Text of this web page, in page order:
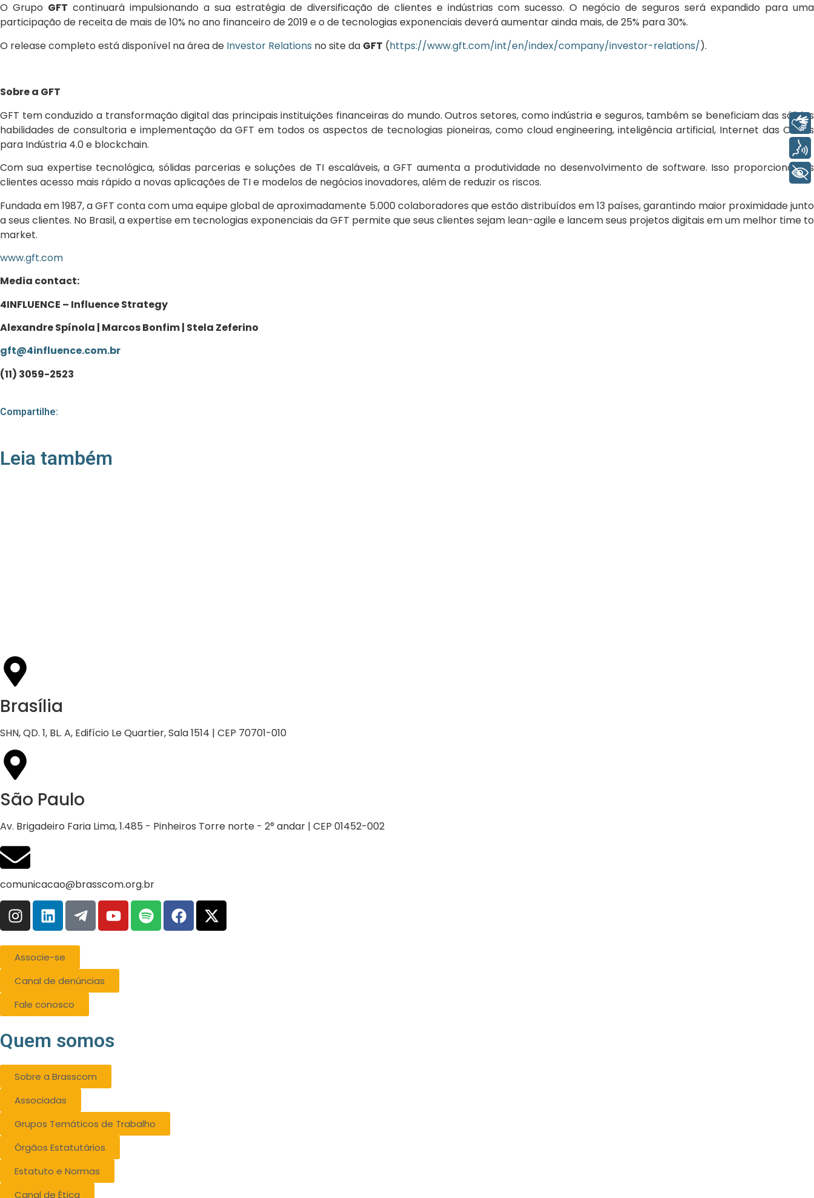
O Grupo GFT continuará impulsionando a sua estratégia de diversificação de clientes e indústrias com sucesso. O negócio de seguros será expandido para uma
participação de receita de mais de 10% no ano financeiro de 2019 e o de tecnologias exponenciais deverá aumentar ainda mais, de 25% para 30%.
O release completo está disponível na área de Investor Relations no site da GFT (https://www.gft.com/int/en/index/company/investor-relations/).
Sobre a GFT
GFT tem conduzido a transformação digital das principais instituições financeiras do mundo. Outros setores, como indústria e seguros, também se beneficiam das sólidas
habilidades de consultoria e implementação da GFT em todos os aspectos de tecnologias pioneiras, como cloud engineering, inteligência artificial, Internet das Coisas
para Indústria 4.0 e blockchain.
Com sua expertise tecnológica, sólidas parcerias e soluções de TI escaláveis, a GFT aumenta a produtividade no desenvolvimento de software. Isso proporciona aos
clientes acesso mais rápido a novas aplicações de TI e modelos de negócios inovadores, além de reduzir os riscos.
Fundada em 1987, a GFT conta com uma equipe global de aproximadamente 5.000 colaboradores que estão distribuídos em 13 países, garantindo maior proximidade junto
a seus clientes. No Brasil, a expertise em tecnologias exponenciais da GFT permite que seus clientes sejam lean-agile e lancem seus projetos digitais em um melhor time to
market.
www.gft.com
Media contact:
4INFLUENCE – Influence Strategy
Alexandre Spínola | Marcos Bonfim | Stela Zeferino
gft@4influence.com.br
(11) 3059-2523
Compartilhe:
Leia também
Brasília
SHN, QD. 1, BL. A, Edifício Le Quartier, Sala 1514 | CEP 70701-010
São Paulo
Av. Brigadeiro Faria Lima, 1.485 - Pinheiros Torre norte - 2° andar | CEP 01452-002
comunicacao@brasscom.org.br
Associe-se
Canal de denúncias
Fale conosco
Quem somos
Sobre a Brasscom
Associadas
Grupos Temáticos de Trabalho
Órgãos Estatutários
Estatuto e Normas
Canal de Ética
Libras
+ Acessibilidade